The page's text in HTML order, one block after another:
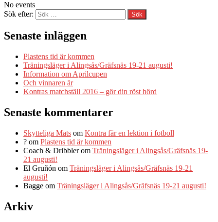
No events
Sök efter:
Senaste inläggen
Plastens tid är kommen
Träningsläger i Alingsås/Gräfsnäs 19-21 augusti!
Information om Aprilcupen
Och vinnaren är
Kontras matchställ 2016 – gör din röst hörd
Senaste kommentarer
Skytteliga Mats om Kontra får en lektion i fotboll
? om Plastens tid är kommen
Coach & Dribblerom Träningsläger i Alingsås/Gräfsnäs 19-
21 augusti!
El Gruñón om Träningsläger i Alingsås/Gräfsnäs 19-21
augusti!
Bagge om Träningsläger i Alingsås/Gräfsnäs 19-21 augusti!
Arkiv